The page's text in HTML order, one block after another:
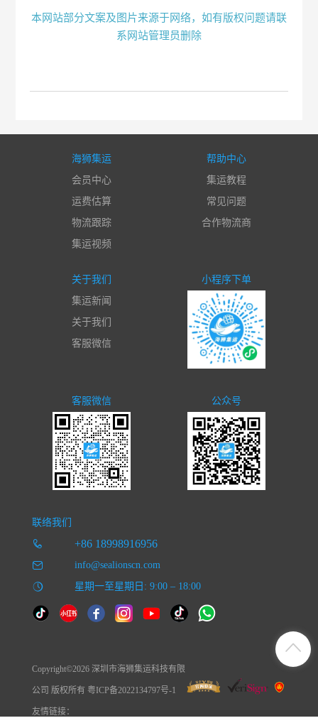
本网站部分文案及图片来源于网络，如有版权问题请联
系网站管理员删除
海狮集运
会员中心
运费估算
物流跟踪
集运视频
帮助中心
集运教程
常见问题
合作物流商
关于我们
集运新闻
关于我们
客服微信
小程序下单
客服微信 公众号
联络我们
+86 18998916956
info@sealionscn.com
星期一至星期日: 9:00 – 18:00
Copyright©2026 深圳市海狮集运科技有限
公司 版权所有 粤ICP备2022134797号-1
友情链接：